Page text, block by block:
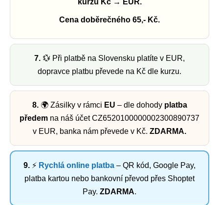
kurzu Kč → EUR.
Cena doběrečného 65,- Kč.
7. 💱 Při platbě na Slovensku platíte v EUR,
dopravce platbu převede na Kč dle kurzu.
8.🌍 Zásilky v rámci EU – dle dohody platba
předem na náš účet CZ6520100000002300890737
v EUR, banka nám převede v Kč. ZDARMA.
9. ⚡ Rychlá online platba – QR kód, Google Pay,
platba kartou nebo bankovní převod přes Shoptet
Pay. ZDARMA.